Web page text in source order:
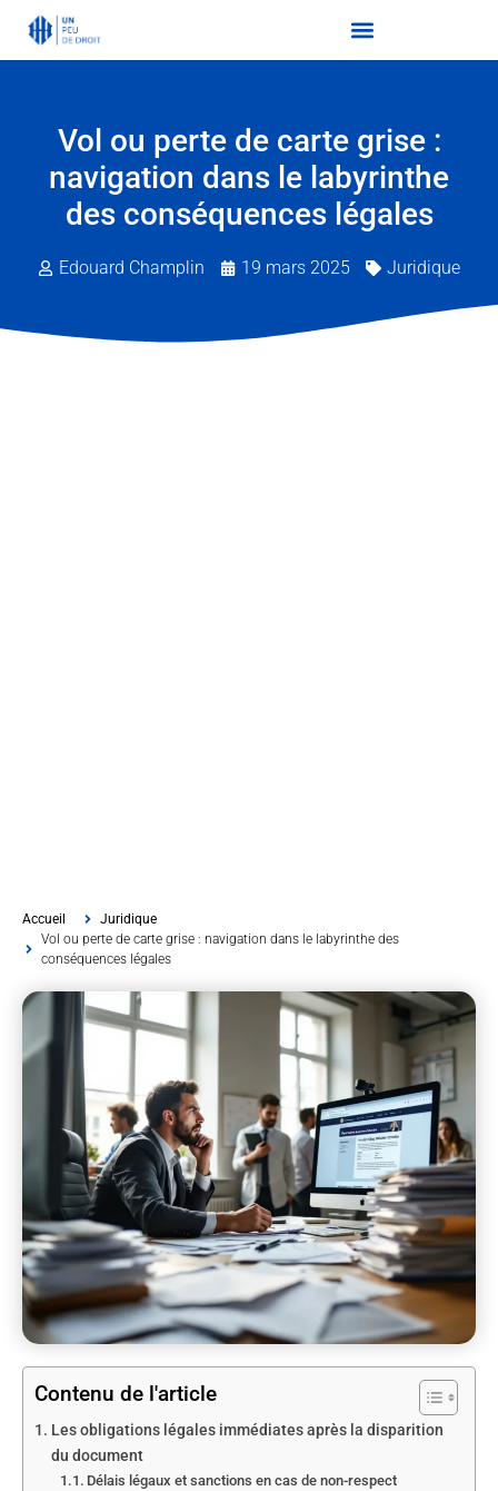
Vol ou perte de carte grise :
navigation dans le labyrinthe
des conséquences légales
Edouard Champlin 19 mars 2025 Juridique
Accueil
Juridique
Vol ou perte de carte grise : navigation dans le labyrinthe des
conséquences légales
Contenu de l'article
Les obligations légales immédiates après la disparition
du document
Délais légaux et sanctions en cas de non-respect